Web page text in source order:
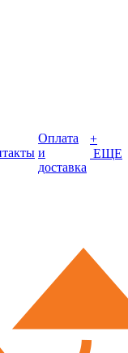
Оплата
и
доставка
+
ЕЩЕ